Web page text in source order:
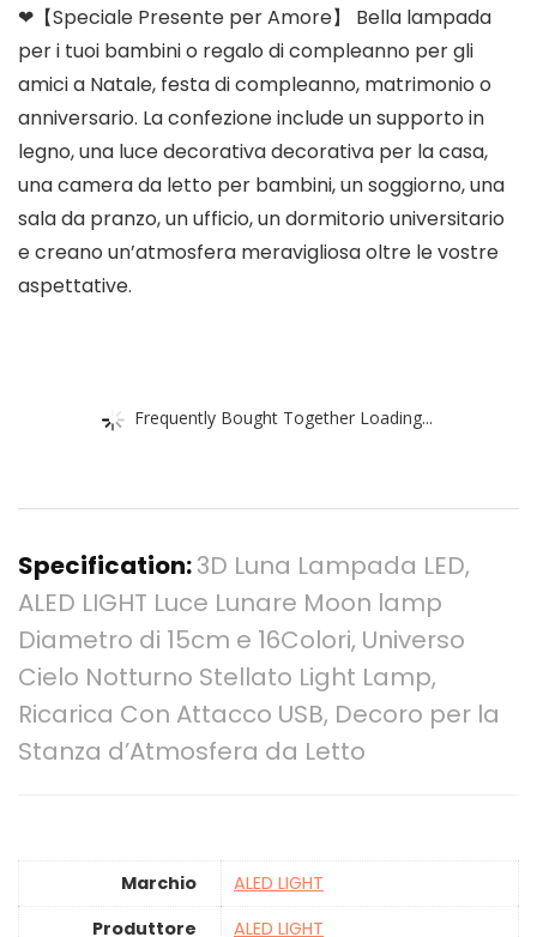
❤【Speciale Presente per Amore】 Bella lampada
per i tuoi bambini o regalo di compleanno per gli
amici a Natale, festa di compleanno, matrimonio o
anniversario. La confezione include un supporto in
legno, una luce decorativa decorativa per la casa,
una camera da letto per bambini, un soggiorno, una
sala da pranzo, un ufficio, un dormitorio universitario
e creano un’atmosfera meravigliosa oltre le vostre
aspettative.
Frequently Bought Together Loading...
Specification:3D Luna Lampada LED,
ALED LIGHT Luce Lunare Moon lamp
Diametro di 15cm e 16Colori, Universo
Cielo Notturno Stellato Light Lamp,
Ricarica Con Attacco USB, Decoro per la
Stanza d’Atmosfera da Letto
Marchio
‎ALED LIGHT
Produttore
‎ALED LIGHT